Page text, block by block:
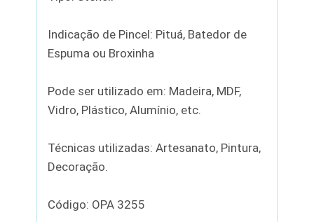
Indicação de Pincel: Pituá, Batedor de
Espuma ou Broxinha
Pode ser utilizado em: Madeira, MDF,
Vidro, Plástico, Alumínio, etc.
Técnicas utilizadas: Artesanato, Pintura,
Decoração.
Código: OPA 3255